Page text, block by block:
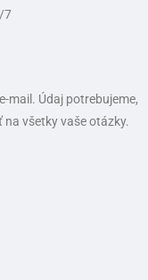
7
mail. Údaj potrebujeme,
všetky vaše otázky.